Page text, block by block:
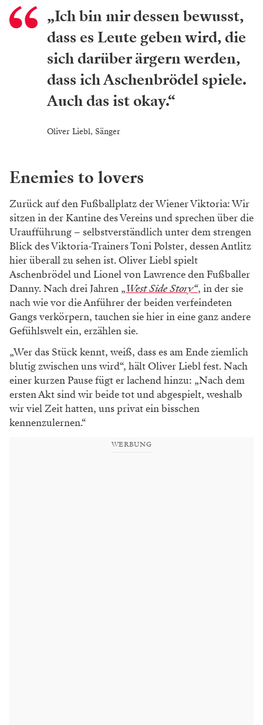
„Ich bin mir dessen bewusst,
dass es Leute geben wird,die
sich darüber ärgern werden,
dass ich Aschenbrödel spiele.
Auch das ist okay.“
Oliver Liebl, Sänger
Enemies to lovers
Zurück auf den Fußballplatz der Wiener Viktoria: Wir
sitzen in der Kantinedes Vereins und sprechen über die
Uraufführung – selbstverständlich unterdem strengen
Blick des Viktoria-Trainers Toni Polster, dessen Antlitz
hierüberall zu sehen ist. Oliver Liebl spielt
Aschenbrödel und Lionel von Lawrenceden Fußballer
Danny. Nach drei Jahren „West Side Story“, in der sie
nach wie vordie Anführer der beiden verfeindeten
Gangs verkörpern, tauchen sie hier in eineganz andere
Gefühlswelt ein, erzählen sie.
„Wer das Stück kennt, weiß, dass es amEnde ziemlich
blutig zwischen uns wird“, hält Oliver Liebl fest. Nach
einer kurzen Pause fügt er lachend hinzu: „Nach dem
ersten Akt sind wir beide tot und abgespielt, weshalb
wir viel Zeit hatten, uns privat ein bisschen
kennenzulernen.“
WERBUNG